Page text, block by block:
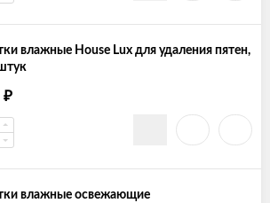
влажные House Lux для удаления пятен,
₽
влажные освежающие